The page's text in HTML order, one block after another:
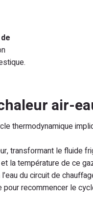
air-
thermodynamique
transformant le fluide
la température de ce
du circuit de
recommencer le